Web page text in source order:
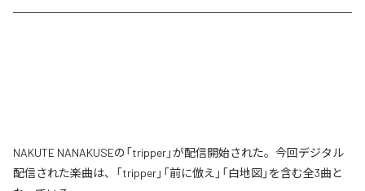
NAKUTE NANAKUSEの「tripper」が配信開始された。今回デジタル
配信された楽曲は、「tripper」「前に倣え」「白地図」を含む全3曲と